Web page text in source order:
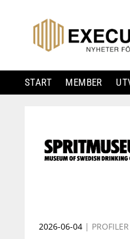
START MEMBER
to
content
2026-06-04 | PROFILER